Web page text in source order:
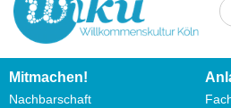
Mitmachen!
Nachbarschaft